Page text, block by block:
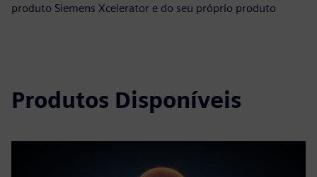
produto Siemens Xcelerator e do seu próprio produto
Produtos Disponíveis